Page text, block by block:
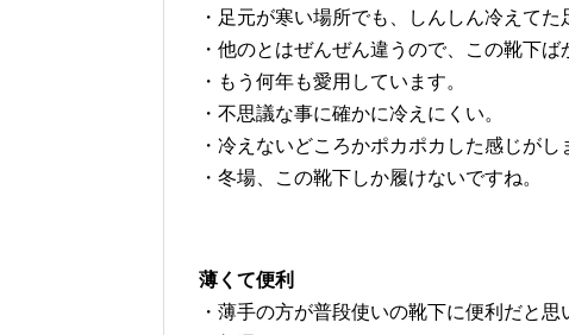
・足元が寒い場所でも、しんしん冷えてた
・他のとはぜんぜん違うので、この靴下ば
・もう何年も愛用しています。
・不思議な事に確かに冷えにくい。
・冷えないどころかポカポカした感じがし
・冬場、この靴下しか履けないですね。
薄くて便利
・薄手の方が普段使いの靴下に便利だと思